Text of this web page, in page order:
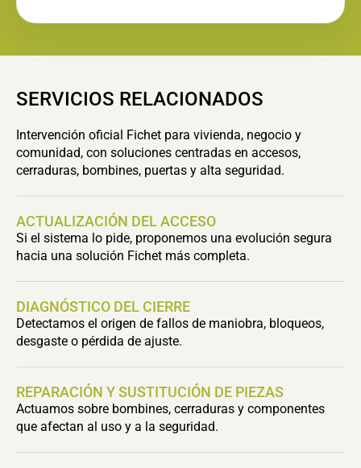
SERVICIOS RELACIONADOS
Intervención oficial Fichet para vivienda, negocio y
comunidad, con soluciones centradas en accesos,
cerraduras, bombines, puertas y alta seguridad.
ACTUALIZACIÓN DEL ACCESO
Si el sistema lo pide, proponemos una evolución segura
hacia una solución Fichet más completa.
DIAGNÓSTICO DEL CIERRE
Detectamos el origen de fallos de maniobra, bloqueos,
desgaste o pérdida de ajuste.
REPARACIÓN Y SUSTITUCIÓN DE PIEZAS
Actuamos sobre bombines, cerraduras y componentes
que afectan al uso y a la seguridad.